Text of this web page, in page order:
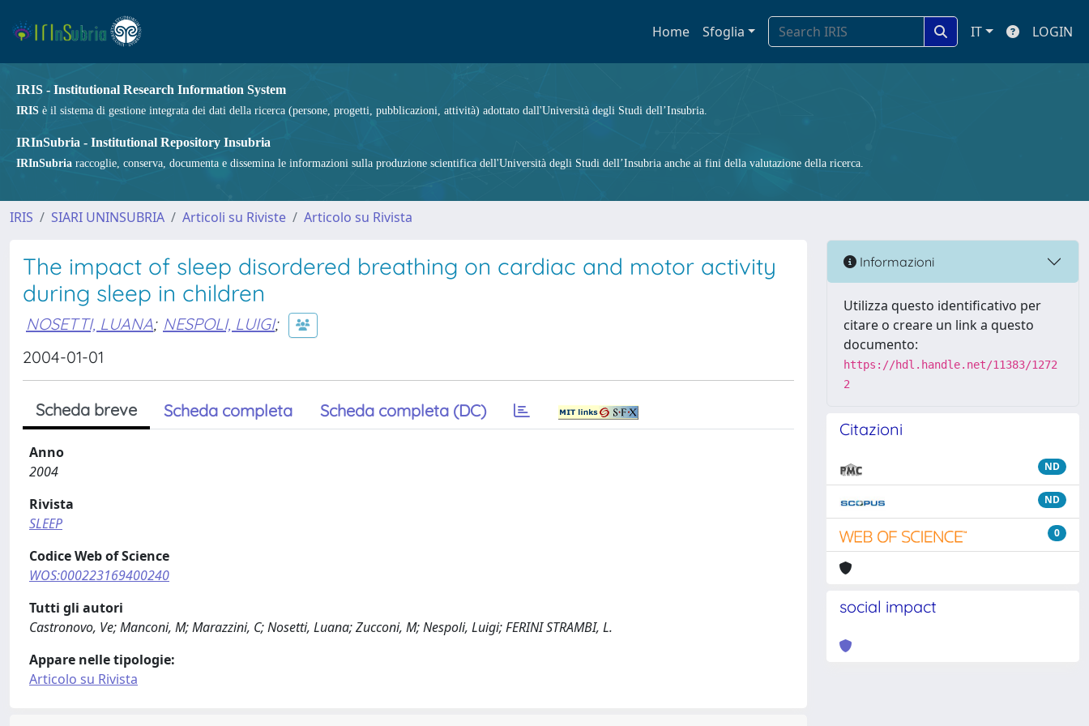
Home Sfoglia IT LOGIN
IRIS - Institutional Research Information System
IRIS è il sistema di gestione integrata dei dati della ricerca (persone, progetti, pubblicazioni, attività) adottato dall'Università degli Studi dell’Insubria.
IRInSubria - Institutional Repository Insubria
IRInSubria raccoglie, conserva, documenta e dissemina le informazioni sulla produzione scientifica dell'Università degli Studi dell’Insubria anche ai fini della valutazione della ricerca.
IRIS SIARI UNINSUBRIA Articoli su Riviste Articolo su Rivista
The impact of sleep disordered breathing on cardiac and motor activity
during sleep in children
NOSETTI, LUANA; NESPOLI, LUIGI;
2004-01-01
Scheda breve Scheda completa Scheda completa (DC)
Anno
2004
Rivista
SLEEP
Codice Web of Science
WOS:000223169400240
Tutti gli autori
Castronovo, Ve; Manconi, M; Marazzini, C; Nosetti, Luana; Zucconi, M; Nespoli, Luigi; FERINI STRAMBI, L.
Appare nelle tipologie:
Articolo su Rivista
Informazioni
Utilizza questo identificativo per
citare o creare un link a questo
documento:
https://hdl.handle.net/11383/1272
2
Citazioni
ND
ND
0
social impact